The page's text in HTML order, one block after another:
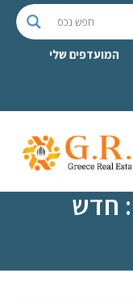
המועדפים שלי